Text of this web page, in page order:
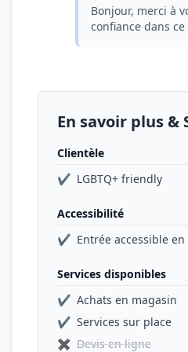
Bonjour, merci à
confiance dans
En savoir plus &
Clientèle
✔ LGBTQ+ friendly
Accessibilité
✔ Entrée accessible
Services disponibles
✔ Achats en magasin
✔ Services sur place
✖ Devis en ligne